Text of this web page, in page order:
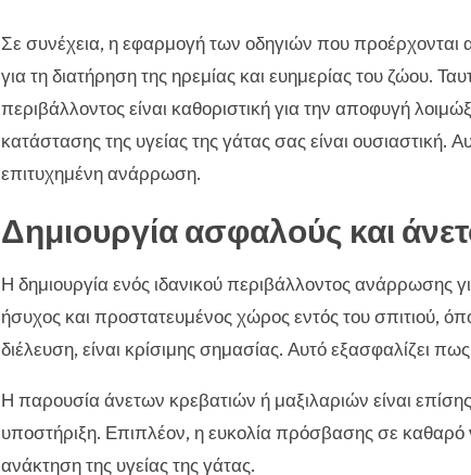
Σε συνέχεια, η εφαρμογή των οδηγιών που προέρχονται
για τη διατήρηση της ηρεμίας και ευημερίας του ζώου.
περιβάλλοντος είναι καθοριστική για την αποφυγή
κατάστασης της υγείας της γάτας σας είναι ουσιαστική.
επιτυχημένη ανάρρωση.
Δημιουργία ασφαλούς και
Η δημιουργία ενός ιδανικού περιβάλλοντος ανάρρωσης
ήσυχος και προστατευμένος χώρος εντός του σπιτιού,
διέλευση, είναι κρίσιμης σημασίας. Αυτό εξασφαλίζει
Η παρουσία άνετων κρεβατιών ή μαξιλαριών είναι
υποστήριξη. Επιπλέον, η ευκολία πρόσβασης σε καθαρό
ανάκτηση της υγείας της γάτας.